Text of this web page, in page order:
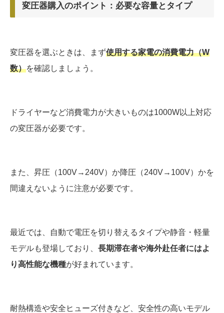
変圧器購入のポイント：必要な容量とタイプ
変圧器を選ぶときは、まず使用する家電の消費電力（W
数）を確認しましょう。
ドライヤーなど消費電力が大きいものは1000W以上対応
の変圧器が必要です。
また、昇圧（100V→240V）か降圧（240V→100V）かを
間違えないように注意が必要です。
最近では、自動で電圧を切り替えるタイプや静音・軽量
モデルも登場しており、 長期滞在者や海外赴任者にはよ
り高性能な機種が好まれています。
耐熱構造や安全ヒューズ付きなど、安全性の高いモデル